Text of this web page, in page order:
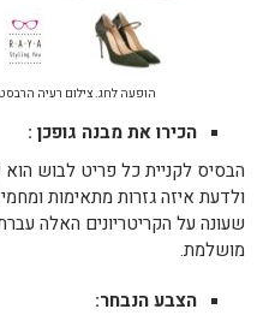
הופעה לחג. צילום רעיה
הכירו את מבנה גופכן :
הבסיס לקניית כל פריט לבוש
ולדעת איזה גזרות מתאימות
מושלמת.
הצבע הנבחר: